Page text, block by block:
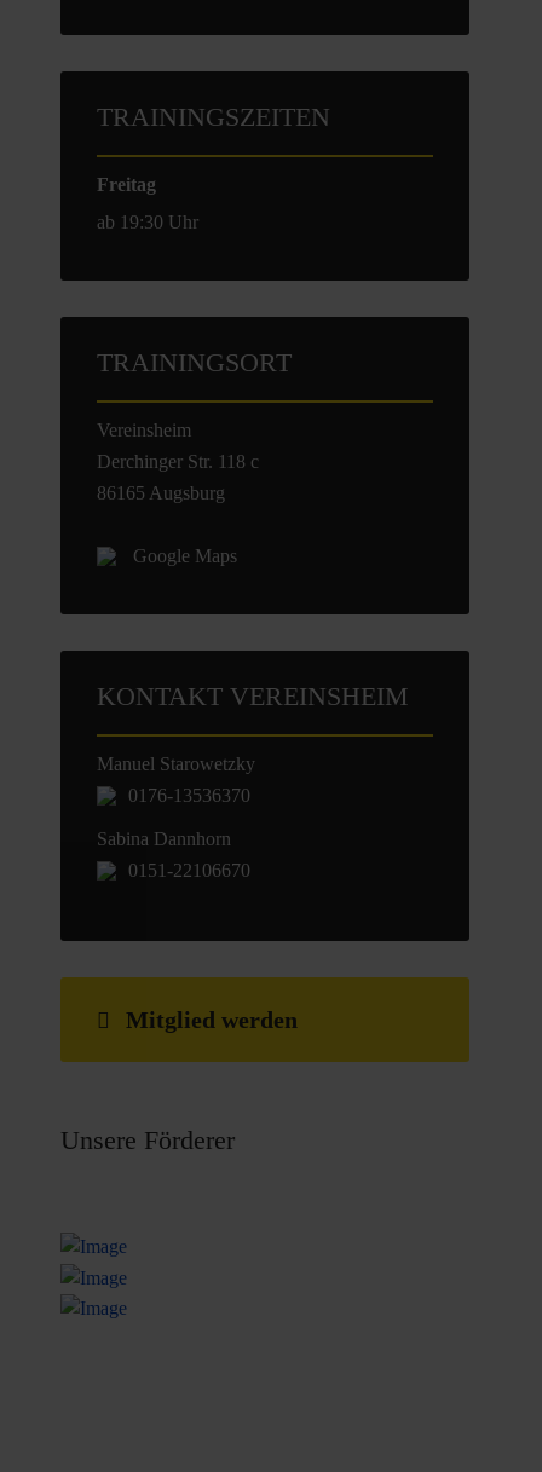
TRAININGSZEITEN
Freitag
ab 19:30 Uhr
TRAININGSORT
Vereinsheim
Derchinger Str. 118 c
86165 Augsburg
Google Maps
KONTAKT VEREINSHEIM
Manuel Starowetzky
0176-13536370
Sabina Dannhorn
0151-22106670
Mitglied werden
Unsere Förderer